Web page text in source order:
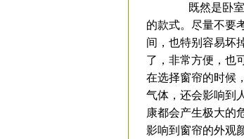
既然是卧室
的款式。尽量不要
间，也特别容易坏
了，非常方便，也
在选择窗帘的时候
气体，还会影响到
康都会产生极大的
影响到窗帘的外观